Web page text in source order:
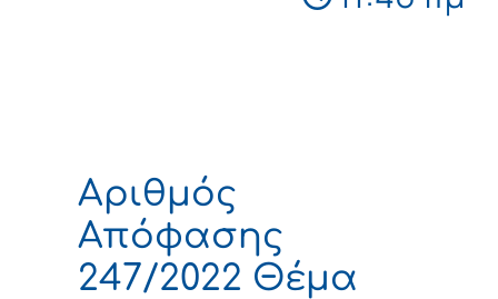
Αριθμός
Απόφασης
247/2022 Θέμα